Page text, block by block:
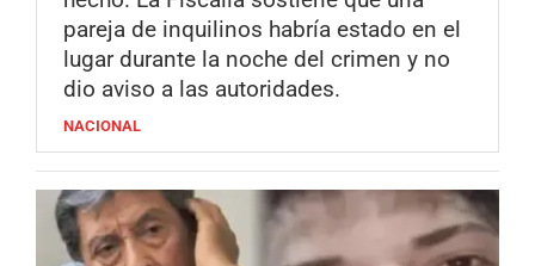
pareja de inquilinos habría estado en el
lugar durante la noche del crimen y no
dio aviso a las autoridades.
NACIONAL